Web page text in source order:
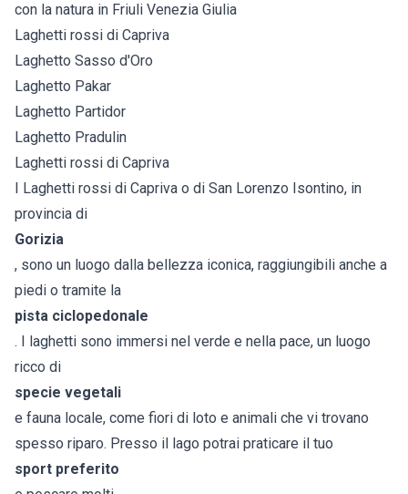
con la natura in Friuli Venezia Giulia
Laghetti rossi di Capriva
Laghetto Sasso d'Oro
Laghetto Pakar
Laghetto Partidor
Laghetto Pradulin
Laghetti rossi di Capriva
I Laghetti rossi di Capriva o di San Lorenzo Isontino, in
provincia di
Gorizia
, sono un luogo dalla bellezza iconica, raggiungibili anche a
piedi o tramite la
pista ciclopedonale
. I laghetti sono immersi nel verde e nella pace, un luogo
ricco di
specie vegetali
e fauna locale, come fiori di loto e animali che vi trovano
spesso riparo. Presso il lago potrai praticare il tuo
sport preferito